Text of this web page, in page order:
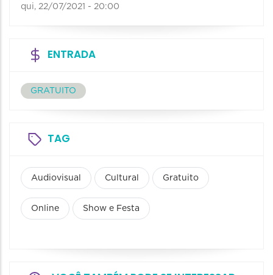
qui, 22/07/2021 - 20:00
ENTRADA
GRATUITO
TAG
Audiovisual Cultural Gratuito
Online Show e Festa